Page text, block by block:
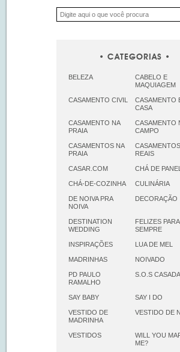
CATEGORIAS
BELEZA
CABELO E
MAQUIAGEM
CASAMENTO CIVIL
CASAMENTO
CASA
CASAMENTO NA
PRAIA
CASAMENTO
CAMPO
CASAMENTOS NA
PRAIA
CASAMENTOS
REAIS
CASAR.COM CHÁ DE
CHÁ-DE-COZINHA CULINÁRIA
DE NOIVA PRA
NOIVA
DECORAÇÃO
DESTINATION
WEDDING
FELIZES PARA
SEMPRE
INSPIRAÇÕES LUA DE MEL
MADRINHAS NOIVADO
PD PAULO
RAMALHO
S.O.S
SAY BABY SAY I DO
VESTIDO DE
MADRINHA
VESTIDO DE
VESTIDOS
WILL YOU
ME?